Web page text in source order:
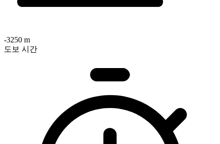
-3250 m
도보 시간